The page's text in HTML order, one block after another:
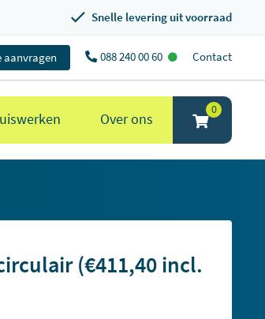
Snelle levering uit voorraad
aanvragen 088 240 00 60 Contact
Over ons
0
(€411,40 incl.